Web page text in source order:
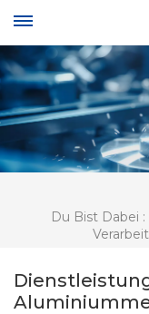
Du Bist Dabei :